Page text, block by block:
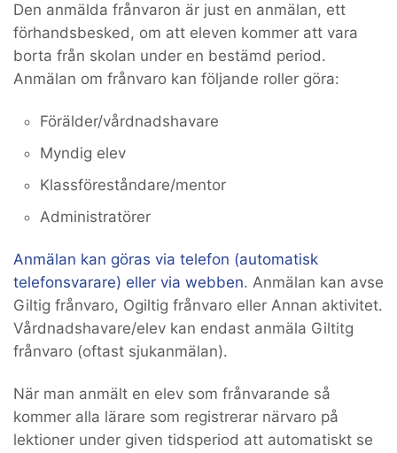
Den anmälda frånvaron är just en anmälan, ett
förhandsbesked, om att eleven kommer att vara
borta från skolan under en bestämd period.
Anmälan om frånvaro kan följande roller göra:
Förälder/vårdnadshavare
Myndig elev
Klassföreståndare/mentor
Administratörer
Anmälan kan göras via telefon (automatisk
telefonsvarare) eller via webben. Anmälan kan avse
Giltig frånvaro, Ogiltig frånvaro eller Annan aktivitet.
Vårdnadshavare/elev kan endast anmäla Giltitg
frånvaro (oftast sjukanmälan).
När man anmält en elev som frånvarande så
kommer alla lärare som registrerar närvaro på
lektioner under given tidsperiod att automatiskt se